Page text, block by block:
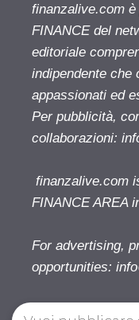
finanzalive.com
FINANCE del
editoriale
indipendente che
appassionati ed
Per pubblicità,
collaborazioni:
finanzalive.com
FINANCE AREA
For advertising,
opportunities: